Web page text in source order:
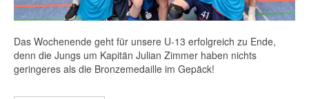
Das Wochenende geht für unsere U-13 erfolgreich zu Ende,
denn die Jungs um Kapitän Julian Zimmer haben nichts
geringeres als die Bronzemedaille im Gepäck!